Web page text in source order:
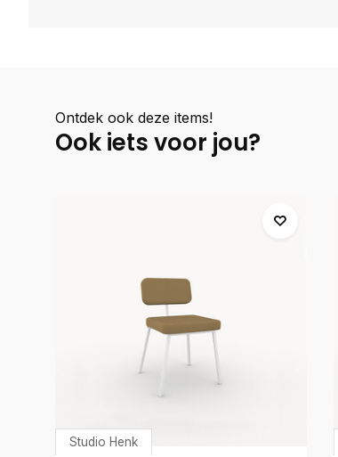
Ontdek ook deze items!
Ook iets voor jou?
Studio Henk